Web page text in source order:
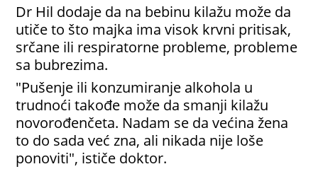
Dr Hil dodaje da na bebinu kilažu može da
utiče to što majka ima visok krvni pritisak,
srčane ili respiratorne probleme, probleme
sa bubrezima.
"Pušenje ili konzumiranje alkohola u
trudnoći takođe može da smanji kilažu
novorođenčeta. Nadam se da većina žena
to do sada već zna, ali nikada nije loše
ponoviti", ističe doktor.